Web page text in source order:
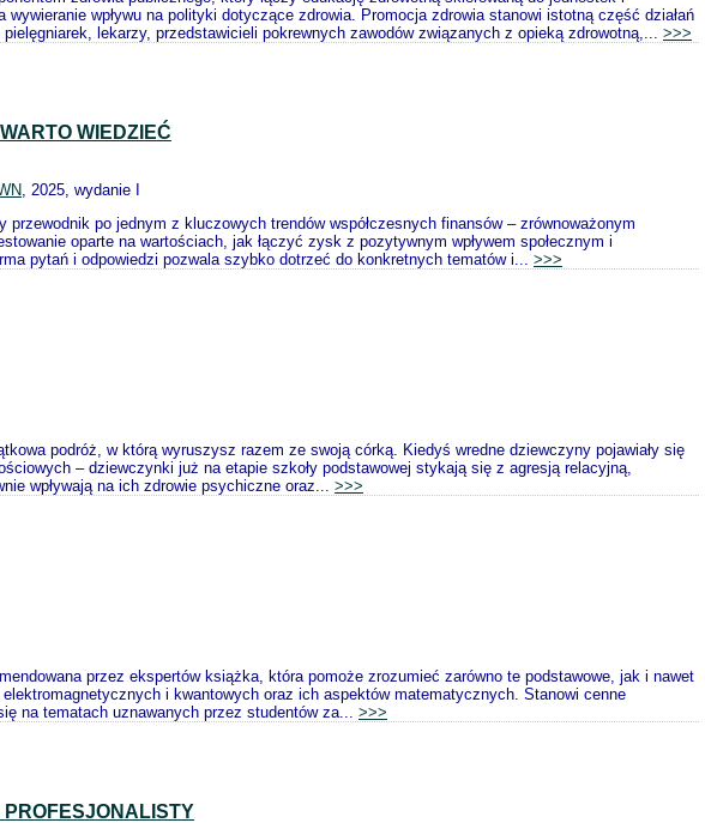
wpływu na polityki dotyczące zdrowia. Promocja zdrowia stanowi istotną część działań
lekarzy, przedstawicieli pokrewnych zawodów związanych z opieką zdrowotną,... >>>
WIEDZIEĆ
, 2025, wydanie I
po jednym z kluczowych trendów współczesnych finansów – zrównoważonym
oparte na wartościach, jak łączyć zysk z pozytywnym wpływem społecznym i
pytań i odpowiedzi pozwala szybko dotrzeć do konkretnych tematów i... >>>
podróż, w którą wyruszysz razem ze swoją córką. Kiedyś wredne dziewczyny pojawiały się
– dziewczynki już na etapie szkoły podstawowej stykają się z agresją relacyjną,
wpływają na ich zdrowie psychiczne oraz... >>>
przez ekspertów książka, która pomoże zrozumieć zarówno te podstawowe, jak i nawet
i kwantowych oraz ich aspektów matematycznych. Stanowi cenne
na tematach uznawanych przez studentów za... >>>